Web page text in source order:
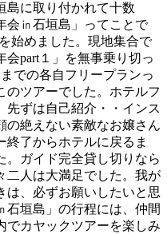
島に取り付かれて十数
会㏌石垣島」ってことで
始めました。現地集合で
part１」を無事乗り切っ
での各自フリープランっ
のツアーでした。ホテルフ
先ずは自己紹介・・インス
の絶えない素敵なお嬢さん
終了からホテルに戻るま
。ガイド完全貸し切りなら
二人は大満足でした。我が
は、必ずお願いしたいと思
石垣島」の行程には、仲間
でカヤックツアーを楽しみ